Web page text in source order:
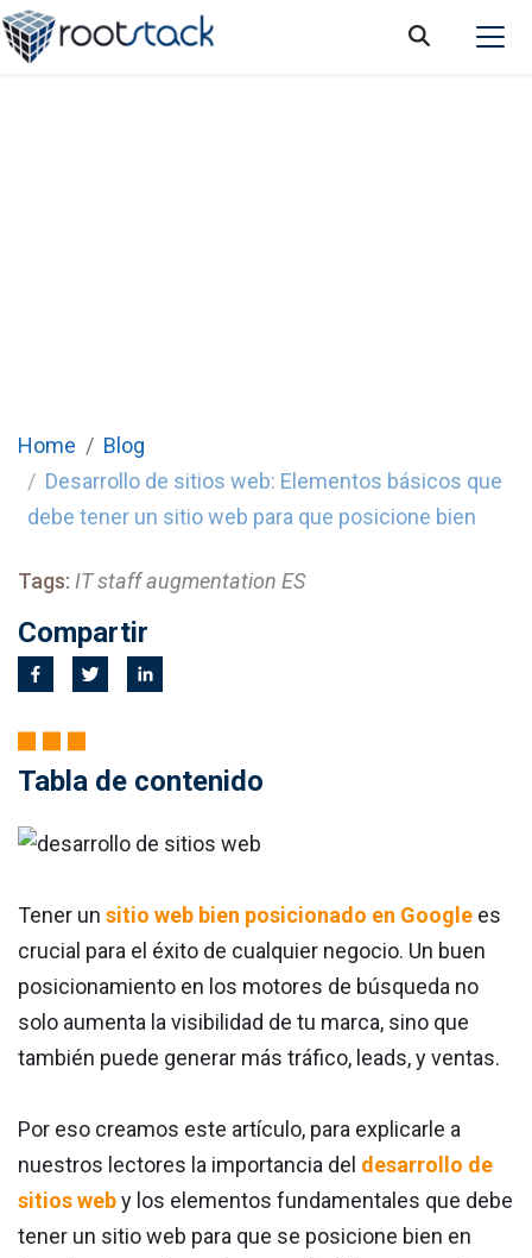
Home
Blog
Desarrollo de sitios web: Elementos básicos que
debe tener un sitio web para que posicione bien
Tags: IT staff augmentation ES
Compartir
Tabla de contenido
Tener un sitio web bien posicionado en Google es
crucial para el éxito de cualquier negocio. Un buen
posicionamiento en los motores de búsqueda no
solo aumenta la visibilidad de tu marca, sino que
también puede generar más tráfico, leads, y ventas.
Por eso creamos este artículo, para explicarle a
nuestros lectores la importancia del desarrollo de
sitios weby los elementos fundamentales que debe
tener un sitio web para que se posicione bien en